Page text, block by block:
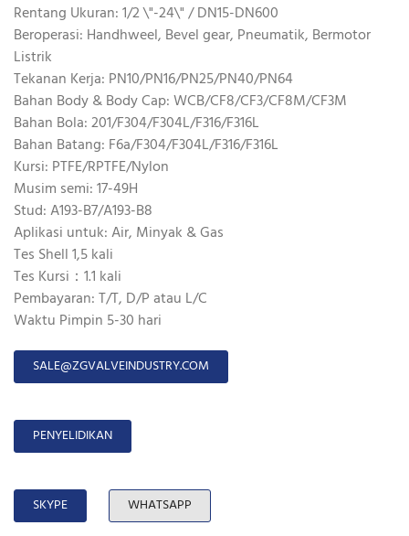
Rentang Ukuran: 1/2 \"-24\" / DN15-DN600
Beroperasi: Handhweel, Bevel gear, Pneumatik, Bermotor
Listrik
Tekanan Kerja: PN10/PN16/PN25/PN40/PN64
Bahan Body & Body Cap: WCB/CF8/CF3/CF8M/CF3M
Bahan Bola: 201/F304/F304L/F316/F316L
Bahan Batang: F6a/F304/F304L/F316/F316L
Kursi: PTFE/RPTFE/Nylon
Musim semi: 17-49H
Stud: A193-B7/A193-B8
Aplikasi untuk: Air, Minyak & Gas
Tes Shell 1,5 kali
Tes Kursi：1.1 kali
Pembayaran: T/T, D/P atau L/C
Waktu Pimpin 5-30 hari
SALE@ZGVALVEINDUSTRY.COM
PENYELIDIKAN
SKYPE WHATSAPP